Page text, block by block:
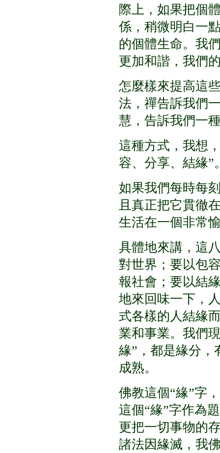
際上，如果把個
係，稍微明白一
的個體生命。我
更加和諧，我們
怎麼樣來提高這
法，禪告訴我們
慧，告訴我們一
這種方式，我想
容、分享、結緣”
如果我們每時每
且真正把它貫徹
生活在一個非常
具體地來講，這
對世界；要以包
報社會；要以結
地來回味一下，
式各樣的人結緣
業和事業。我們
緣” ，都是緣分
成熟。
佛教這個“緣”字
這個“緣”字作為
更把一切事物的
諸法因緣滅，我